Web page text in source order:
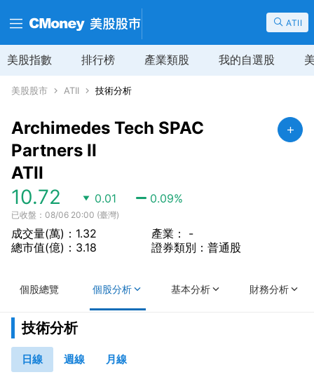
ATII
美股指數 排行榜 產業類股 我的自選股
美股股市 ATII 技術分析
Archimedes Tech SPAC
Partners II
ATII
10.72 0.01 0.09%
已收盤：08/06 20:00 (臺灣)
成交量(萬)：1.32
總市值(億)：3.18
產業： -
證券類別：普通股
個股總覽 個股分析 基本分析 財務分析
技術分析
日線 週線 月線